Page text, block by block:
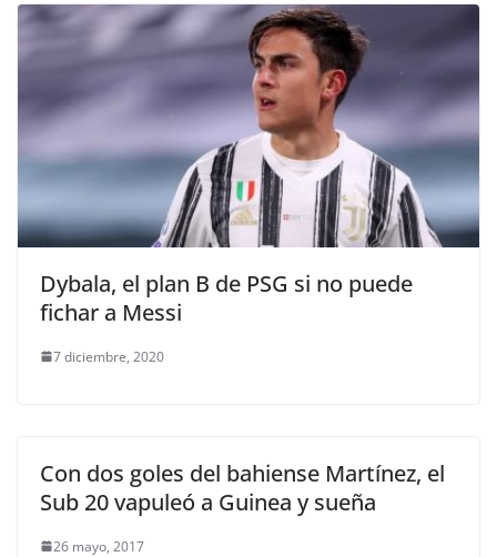
Dybala, el plan B de PSG si no puede
fichar a Messi
7 diciembre, 2020
Con dos goles del bahiense Martínez, el
Sub 20 vapuleó a Guinea y sueña
26 mayo, 2017